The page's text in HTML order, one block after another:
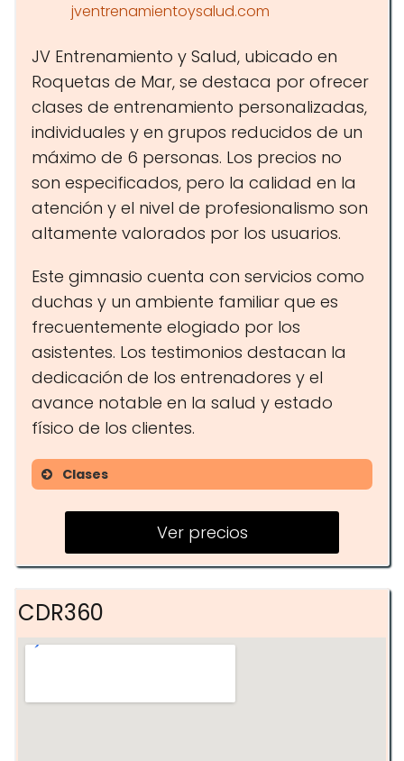
jventrenamientoysalud.com
JV Entrenamiento y Salud, ubicado en
Roquetas de Mar, se destaca por ofrecer
clases de entrenamiento personalizadas,
individuales y en grupos reducidos de un
máximo de 6 personas. Los precios no
son especificados, pero la calidad en la
atención y el nivel de profesionalismo son
altamente valorados por los usuarios.
Este gimnasio cuenta con servicios como
duchas y un ambiente familiar que es
frecuentemente elogiado por los
asistentes. Los testimonios destacan la
dedicación de los entrenadores y el
avance notable en la salud y estado
físico de los clientes.
Clases
Entrenamiento Personal
Entrenamiento en Pareja
Entrenamiento en Grupos
Reducidos
Entrenamiento a Distancia
Ver precios
CDR360